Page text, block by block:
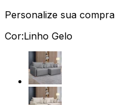
Personalize sua compra
Cor:Linho Gelo